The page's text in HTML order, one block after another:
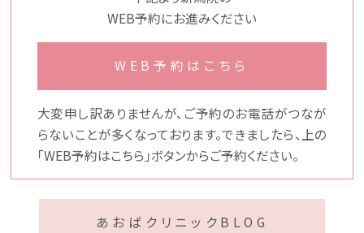
WEB予約にお進みください
WEB予約はこちら
大変申し訳ありませんが、ご予約のお電話がつなが
らないことが多くなっております。できましたら、上の
「WEB予約はこちら」ボタンからご予約ください。
あおばクリニックBLOG